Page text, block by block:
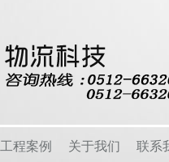
工程案例 关于我们 联系